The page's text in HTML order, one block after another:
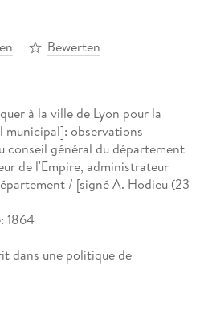
Bewerten
à la ville de Lyon pour la
municipal]: observations
conseil général du département
de l'Empire, administrateur
/ [signé A. Hodieu (23
1864
dans une politique de